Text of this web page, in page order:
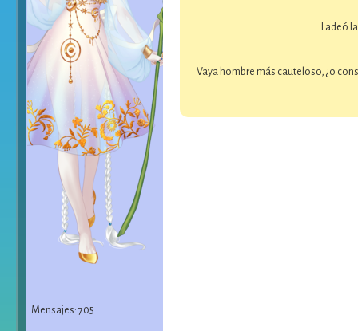
Mensajes: 705
Ladeó
Vaya hombre más cauteloso, ¿o